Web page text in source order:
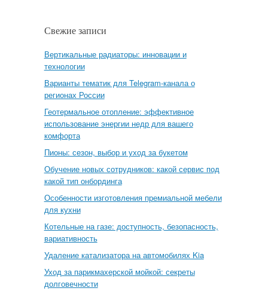
Свежие записи
Вертикальные радиаторы: инновации и
технологии
Варианты тематик для Telegram-канала о
регионах России
Геотермальное отопление: эффективное
использование энергии недр для вашего
комфорта
Пионы: сезон, выбор и уход за букетом
Обучение новых сотрудников: какой сервис под
какой тип онбординга
Особенности изготовления премиальной мебели
для кухни
Котельные на газе: доступность, безопасность,
вариативность
Удаление катализатора на автомобилях Kia
Уход за парикмахерской мойкой: секреты
долговечности